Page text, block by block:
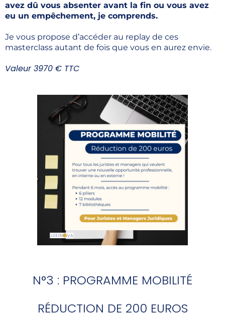
avez dû vous absenter avant la fin ou vous avez
eu un empêchement, je comprends.
Je vous propose d’accéder au replay de ces
masterclass autant de fois que vous en aurez envie.
Valeur 3970 € TTC
N°3 : PROGRAMME MOBILITÉ
RÉDUCTION DE 200 EUROS